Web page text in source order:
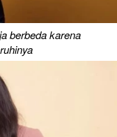
berbeda karena